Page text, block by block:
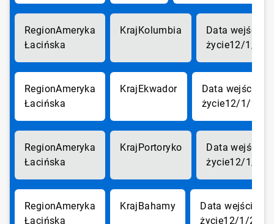
Ameryka
Łacińska
Kolumbia
12/1/
Ameryka
Łacińska
Ekwador
12/1/2017
Ameryka
Łacińska
Portoryko
12/1/
Ameryka
Łacińska
Bahamy
12/1/2017